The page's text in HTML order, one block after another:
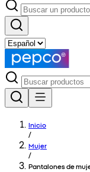
Inicio
/
Mujer
/
Pantalones de